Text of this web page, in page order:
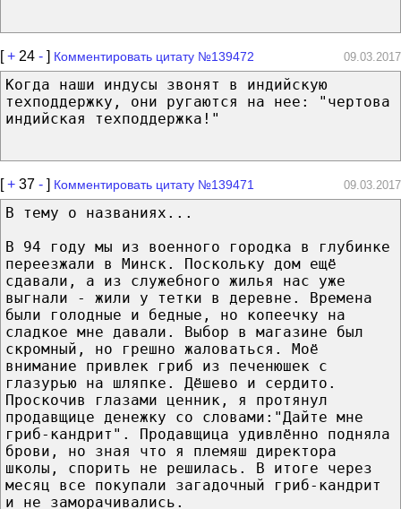
[+ 24 - ] Комментировать цитату №139472 09.03.2017
Когда наши индусы звонят в индийскую
техподдержку, они ругаются на нее: "чертова
индийская техподдержка!"
[+ 37 - ] Комментировать цитату №139471 09.03.2017
В тему о названиях...
В 94 году мы из военного городка в глубинке
переезжали в Минск. Поскольку дом ещё
сдавали, а из служебного жилья нас уже
выгнали - жили у тетки в деревне. Времена
были голодные и бедные, но копеечку на
сладкое мне давали. Выбор в магазине был
скромный, но грешно жаловаться. Моё
внимание привлек гриб из печенюшек с
глазурью на шляпке. Дёшево и сердито.
Проскочив глазами ценник, я протянул
продавщице денежку со словами:"Дайте мне
гриб-кандрит". Продавщица удивлённо подняла
брови, но зная что я племяш директора
школы, спорить не решилась. В итоге через
месяц все покупали загадочный гриб-кандрит
и не заморачивались.